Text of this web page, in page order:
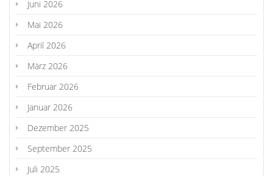
Juni 2026
Mai 2026
April 2026
März 2026
Februar 2026
Januar 2026
Dezember 2025
September 2025
Juli 2025